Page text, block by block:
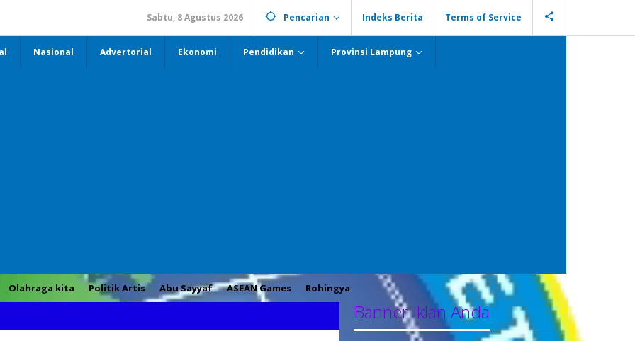
Sabtu, 8 Agustus 2026 Pencarian Indeks Berita Terms of Service
Nasional Advertorial Ekonomi Pendidikan Provinsi Lampung
Olahraga kita Politik Artis Abu Sayyaf ASEAN Games Rohingya
Banner Iklan Anda